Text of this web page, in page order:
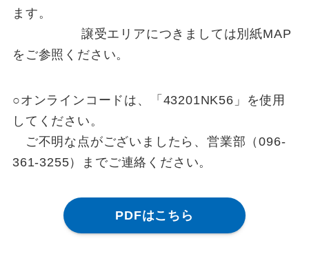
ます。
譲受エリアにつきましては別紙MAP
をご参照ください。
○オンラインコードは、「43201NK56」を使用
してください。
ご不明な点がございましたら、営業部（096-
361-3255）までご連絡ください。
PDFはこちら